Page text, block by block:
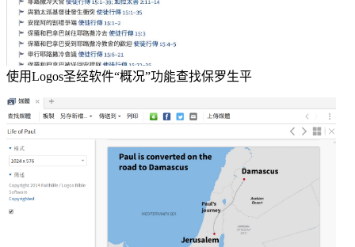
使用Logos圣经软件“概况”功能查找保罗生平